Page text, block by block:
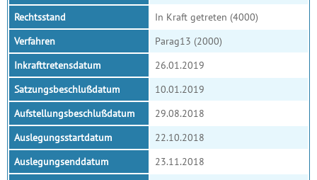
Rechtsstand
In Kraft getreten (4000)
Verfahren
Parag13 (2000)
Inkrafttretensdatum
26.01.2019
Satzungsbeschlußdatum
10.01.2019
Aufstellungsbeschlußdatum
29.08.2018
Auslegungsstartdatum
22.10.2018
Auslegungsenddatum
23.11.2018